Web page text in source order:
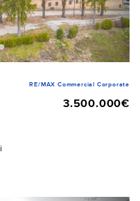
RE/MAX Commercial Corporate
3.500.000€